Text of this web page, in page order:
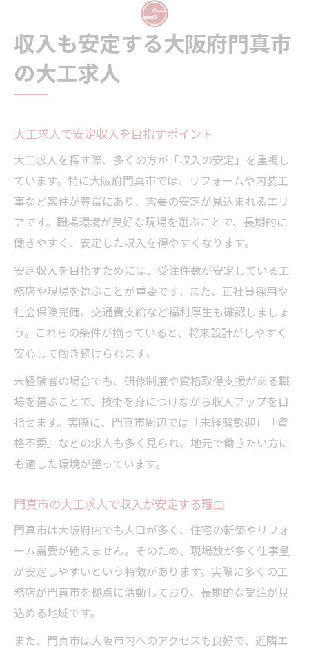
収入も安定する大阪府門真市
の大工求人
大工求人で安定収入を目指すポイント
大工求人を探す際、多くの方が「収入の安定」を重視し
ています。特に大阪府門真市では、リフォームや内装工
事など案件が豊富にあり、需要の安定が見込まれるエリ
アです。職場環境が良好な現場を選ぶことで、長期的に
働きやすく、安定した収入を得やすくなります。
安定収入を目指すためには、受注件数が安定している工
務店や現場を選ぶことが重要です。また、正社員採用や
社会保険完備、交通費支給など福利厚生も確認しましょ
う。これらの条件が揃っていると、将来設計がしやすく
安心して働き続けられます。
未経験者の場合でも、研修制度や資格取得支援がある職
場を選ぶことで、技術を身につけながら収入アップを目
指せます。実際に、門真市周辺では「未経験歓迎」「資
格不要」などの求人も多く見られ、地元で働きたい方に
も適した環境が整っています。
門真市の大工求人で収入が安定する理由
門真市は大阪府内でも人口が多く、住宅の新築やリフォ
ーム需要が絶えません。そのため、現場数が多く仕事量
が安定しやすいという特徴があります。実際に多くの工
務店が門真市を拠点に活動しており、長期的な受注が見
込める地域です。
また、門真市は大阪市内へのアクセスも良好で、近隣エ